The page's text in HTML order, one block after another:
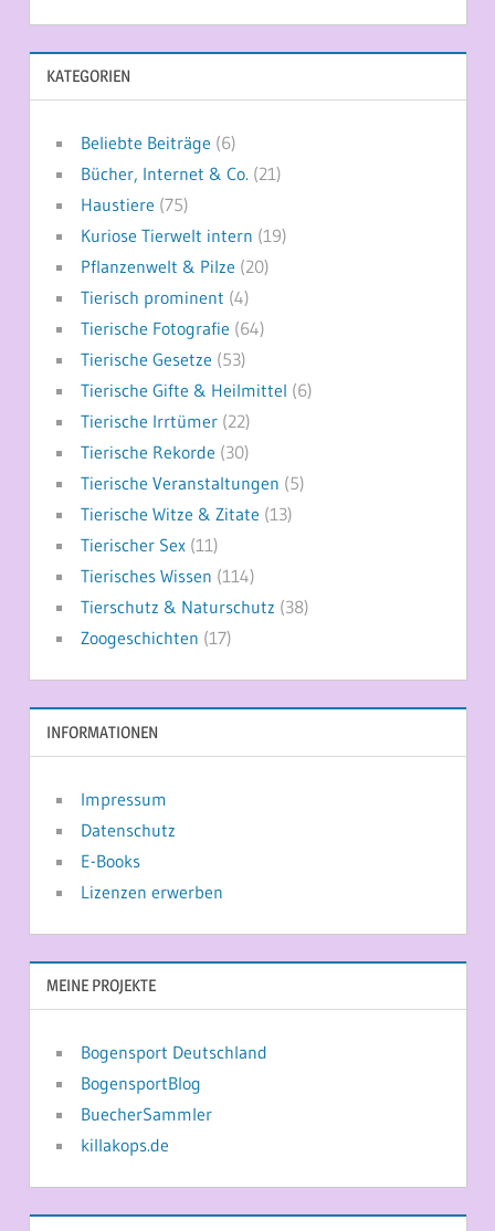
KATEGORIEN
Beliebte Beiträge (6)
Bücher, Internet & Co. (21)
Haustiere (75)
Kuriose Tierwelt intern (19)
Pflanzenwelt & Pilze (20)
Tierisch prominent (4)
Tierische Fotografie (64)
Tierische Gesetze (53)
Tierische Gifte & Heilmittel (6)
Tierische Irrtümer(22)
Tierische Rekorde (30)
Tierische Veranstaltungen (5)
Tierische Witze & Zitate (13)
Tierischer Sex(11)
Tierisches Wissen (114)
Tierschutz & Naturschutz (38)
Zoogeschichten (17)
INFORMATIONEN
Impressum
Datenschutz
E-Books
Lizenzen erwerben
MEINE PROJEKTE
Bogensport Deutschland
BogensportBlog
BuecherSammler
killakops.de